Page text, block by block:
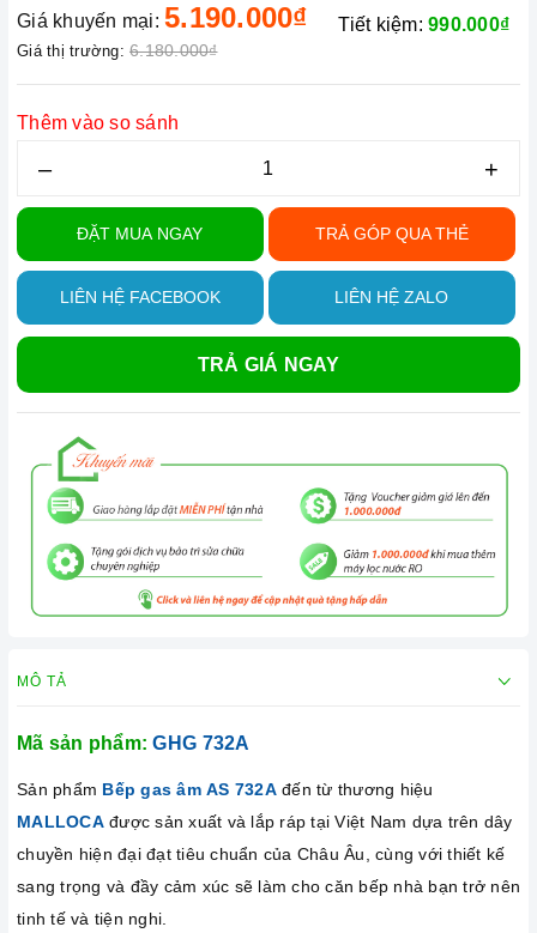
Giá khuyến mại: 5.190.000₫
Giá thị trường: 6.180.000₫
Tiết kiệm:990.000₫
Thêm vào so sánh
– +
ĐẶT MUA NGAY TRẢ GÓP QUA THẺ
LIÊN HỆ FACEBOOK LIÊN HỆ ZALO
TRẢ GIÁ NGAY
MÔ TẢ
Mã sản phẩm:GHG 732A
Sản phẩm Bếp gas âmAS 732A đến từ thương hiệu
MALLOCAđược sản xuất và lắp ráp tại Việt Nam dựa trên dây
chuyền hiện đại đạt tiêu chuẩn của Châu Âu, cùng với thiết kế
sang trọng và đầy cảm xúc sẽ làm cho căn bếp nhà bạn trở nên
tinh tế và tiện nghi.